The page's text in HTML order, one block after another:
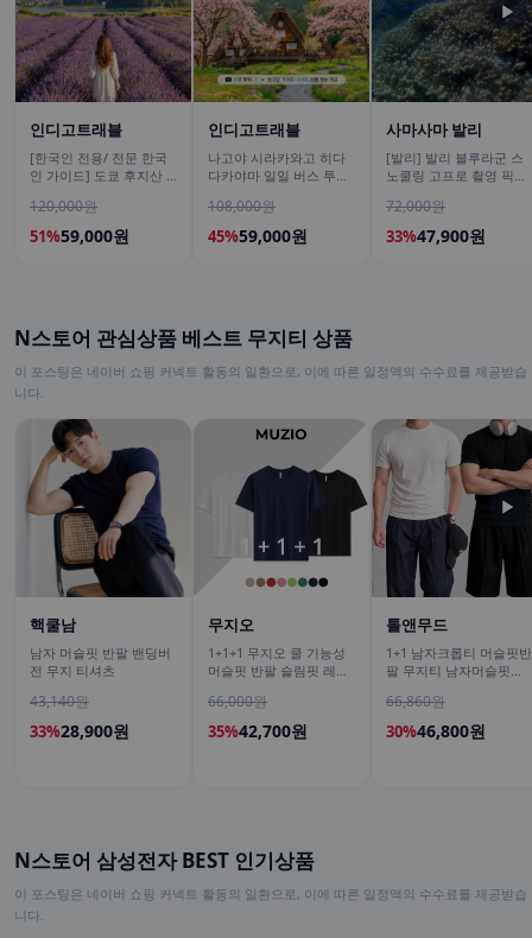
인디고트래블
[한국인 전용/ 전문 한국
인 가이드] 도쿄 후지산 1
카와시계점/DSLR 사진촬
영
120,000원
51%59,000원
인디고트래블
나고야 시라카와고 히다
다카야마 일일 버스 투어
108,000원
45%59,000원
사마사마 발리
[발리] 발리 블루라군 스
노쿨링 고프로 촬영 픽업
체험 산호 열대어
72,000원
33%47,900원
▶
N스토어 관심상품 베스트 무지티 상품
이 포스팅은 네이버 쇼핑 커넥트 활동의 일환으로, 이에 따른 일정액의 수수료를 제공받습
니다.
핵쿨남
남자 머슬핏 반팔 밴딩버
전 무지 티셔츠
43,140원
33%28,900원
무지오
1+1+1 무지오 쿨 기능성
머슬핏 반팔 슬림핏 레이
셔츠
66,000원
35%42,700원
톨앤무드
1+1 남자크롭티 머슬핏반
팔 무지티 남자머슬핏반
66,860원
30%46,800원
▶
N스토어 삼성전자 BEST 인기상품
이 포스팅은 네이버 쇼핑 커넥트 활동의 일환으로, 이에 따른 일정액의 수수료를 제공받습
니다.